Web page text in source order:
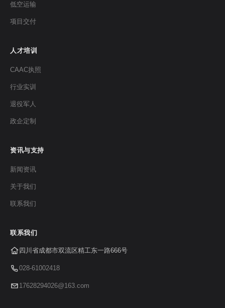
低空运输
项目交付
人才培训
CAAC执照
行业实训
退役军人
政企定制
资讯与支持
新闻资讯
关于我们
联系我们
联系我们
四川省成都市双流区精工东一路666号
028-61002418
17628294026@163.com